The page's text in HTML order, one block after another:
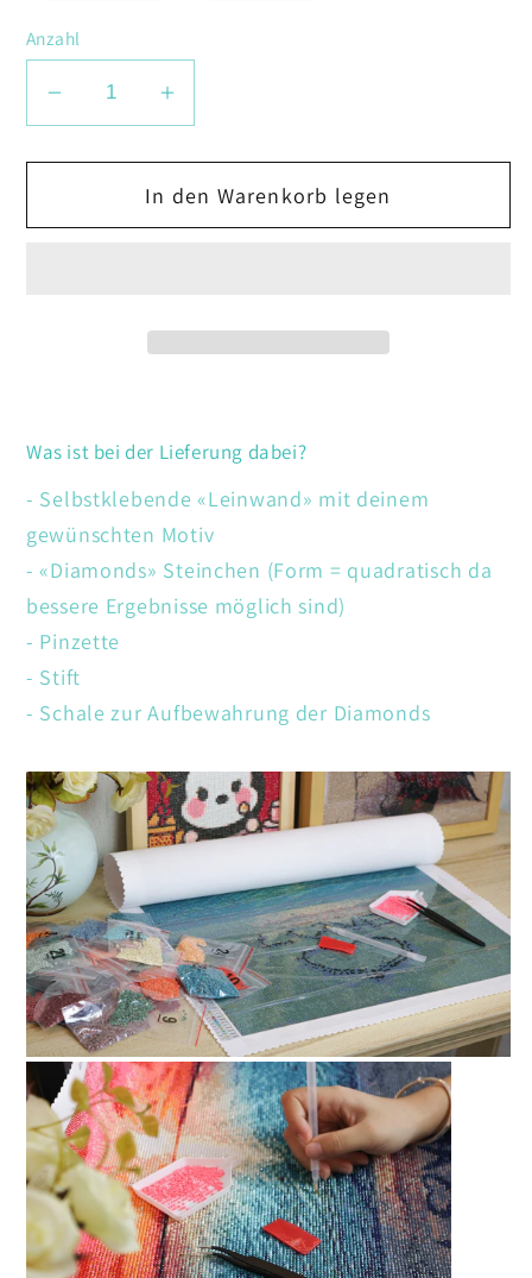
Anzahl
Verringere
Menge
Tänzerin
Erhöhe
Menge
für
Tänzerin
In den Warenkorb legen
Was ist bei der Lieferung dabei?
- Selbstklebende «Leinwand» mit deinem
gewünschten Motiv
- «Diamonds» Steinchen (Form = quadratisch da
bessere Ergebnisse möglich sind)
- Pinzette
- Stift
- Schale zur Aufbewahrung der Diamonds